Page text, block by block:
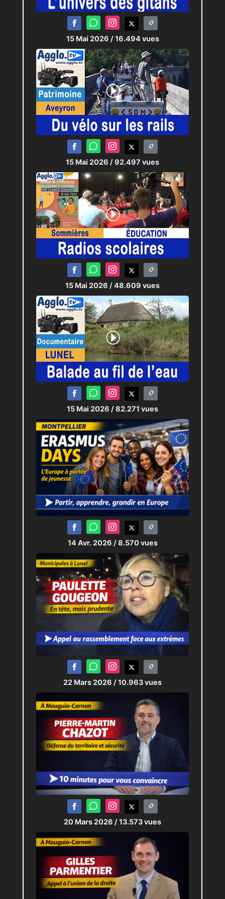
15 Mai 2026 / 16.494 vues
15 Mai 2026 / 92.497 vues
15 Mai 2026 / 48.609 vues
15 Mai 2026 / 82.271 vues
14 Avr. 2026 / 8.570 vues
22 Mars 2026 / 10.963 vues
20 Mars 2026 / 13.573 vues